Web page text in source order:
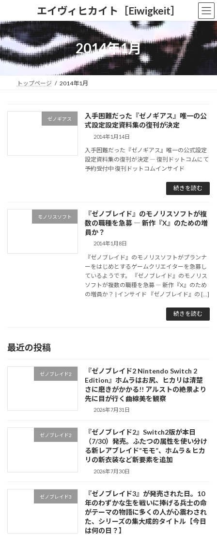
テ
ン
ツ
へ
ス
ゲ
ー
シ
ョ
ン
エイヴィヒカイト［Eiwigkeit］
2014年1月
トップページ 2014年1月
ゼノギアス
入手困難だった『ゼノギアス』唯一の公
式設定設定資料集の復刊が決定
2014年1月14日
入手困難だった『ゼノギアス』唯一の公式設定
設定資料集の復刊が決定 ― 復刊ドットコムにて
予約受付中 復刊ドットコムインサイド
続きを読む
モノリスソフト
『ゼノブレイド』のモノリスソフトが複
数の職種を急募 ― 新作『X』のための増
員か？
2014年1月8日
『ゼノブレイド』のモノリスソフトがプランナ
ーをはじめとするゲームクリエイターを急募し
ているようです。 『ゼノブレイド』のモノリス
ソフトが複数の職種を急募 ― 新作『X』のため
の増員か？ | インサイド 『ゼノブレイド』の […]
続きを読む
最近の投稿
ゼノブレイド2
『ゼノブレイド2 Nintendo Switch 2
Edition』ホムラはお尻、ヒカリは清楚
さに磨きがかかる!! アルストの絶景より
先に目が行く曲線美を観察
2026年7月31日
ゼノブレイド2
『ゼノブレイド2』Switch2版が本日
（7/30）発売。ふたつの属性を使い分け
る新レアブレイド“モモ”、ホムラ＆ヒカ
リの新衣装など新要素を追加
2026年7月30日
ゼノブレイド3
『ゼノブレイド3』が発売された日。10
年のわずかな生を戦いに捧げる兵士の命
がテーマの物語に多くの人が心震わされ
た、シリーズの集大成的タイトル【今日
は何の日？】